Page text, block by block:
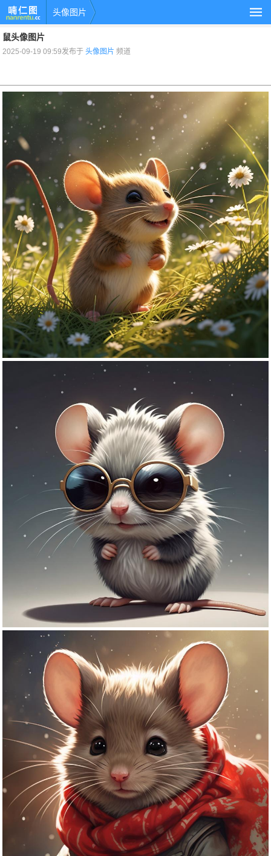
头像图片
鼠头像图片
2025-09-19 09:59发布于头像图片 频道